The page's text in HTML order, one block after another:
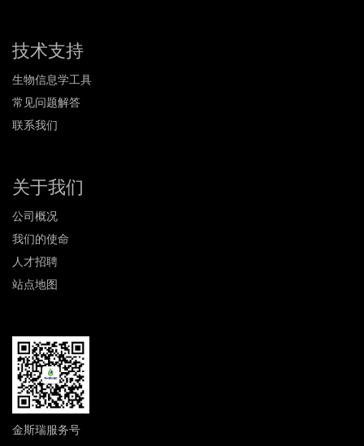
技术支持
生物信息学工具
常见问题解答
联系我们
关于我们
公司概况
我们的使命
人才招聘
站点地图
金斯瑞服务号